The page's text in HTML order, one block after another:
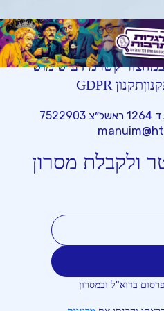
צור קשרמידע שימושי
תקנון GDPR
ולקבלת מסרון
בדוא"ל ובמסרון